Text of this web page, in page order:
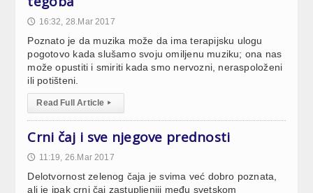
🕔 16:32, 28.Mar 2017
Poznato je da muzika može da ima terapijsku ulogu
pogotovo kada slušamo svoju omiljenu muziku; ona nas
može opustiti i smiriti kada smo nervozni, neraspoloženi
ili potišteni.
Read Full Article ▸
Crni čaj i sve njegove prednosti
🕔 11:19, 26.Mar 2017
Delotvornost zelenog čaja je svima već dobro poznata,
ali je ipak crni čaj zastupljeniji među svetskom